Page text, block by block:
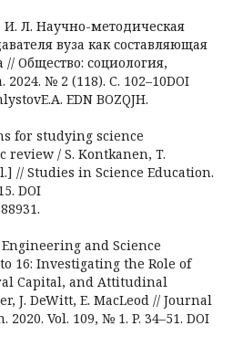
И. Л. Научно-методическая
вуза как составляющая
// Общество: социология,
2024. № 2 (118). С. 102–10DOI
EDN BOZQJH.
for studying science
review / S. Kontkanen, T.
// Studies in Science Education.
DOI
and Science
16: Investigating the Role of
Capital, and Attitudinal
J. DeWitt, E. MacLeod // Journal
Vol. 109, № 1. P. 34–51. DOI